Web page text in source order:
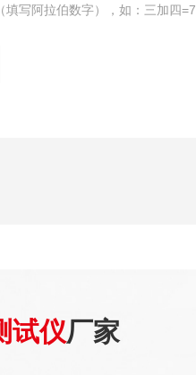
填写阿拉伯数字），如：三加四=7
试仪厂家